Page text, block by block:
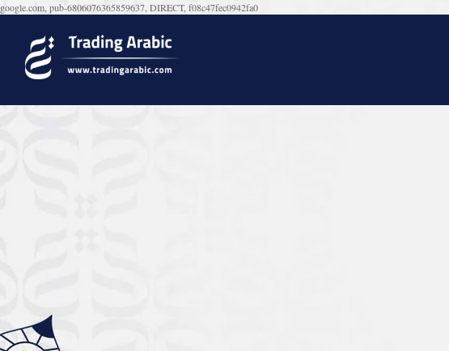
google.com, pub-6806076365859637, DIRECT, f08c47fec0942fa0